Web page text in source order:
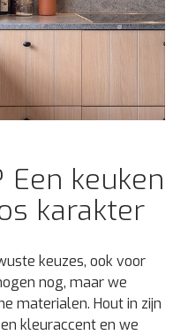
keuken
karakter
keuzes, ook voor
nog, maar we
materialen. Hout in zijn
kleuraccent en we